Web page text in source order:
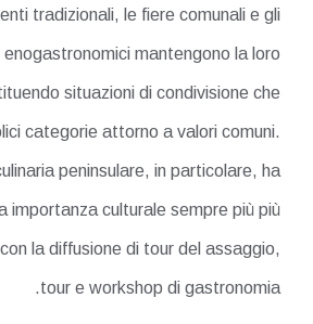
tradizionali, le fiere comunali e gli
enogastronomici mantengono la loro
situazioni di condivisione che
categorie attorno a valori comuni.
peninsulare, in particolare, ha
importanza culturale sempre più più
la diffusione di tour del assaggio,
tour e workshop di gastronomia.